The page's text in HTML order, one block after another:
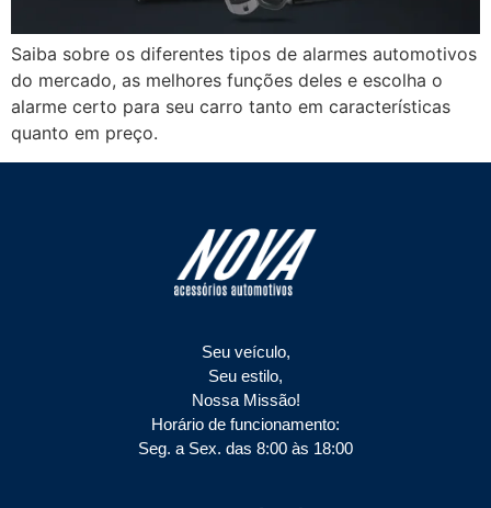
Saiba sobre os diferentes tipos de alarmes automotivos
do mercado, as melhores funções deles e escolha o
alarme certo para seu carro tanto em características
quanto em preço.
Seu veículo,
Seu estilo,
Nossa Missão!
Horário de funcionamento:
Seg. a Sex. das 8:00 às 18:00